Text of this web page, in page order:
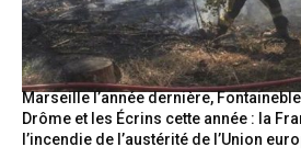
Marseille l’année dernière,
Drôme et les Écrins cette année : la
l’incendie de l’austérité de l’Union